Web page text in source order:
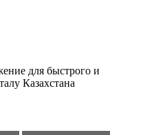
для быстрого и
Казахстана